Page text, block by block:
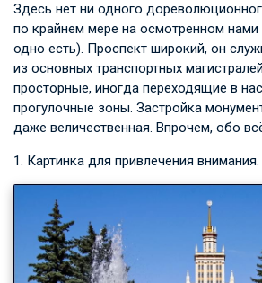
Здесь нет ни одного
по крайнем мере на осмотренном нами
одно есть). Проспект широкий, он
из основных транспортных
просторные, иногда переходящие в
прогулочные зоны. Застройка
даже величественная. Впрочем, обо
1. Картинка для привлечения внимания.